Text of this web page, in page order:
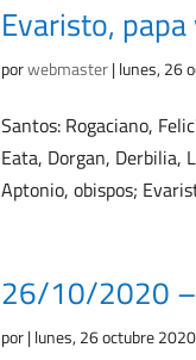
Evaristo,
porwebmaster|lunes, 26
Santos: Rogaciano,
Eata, Dorgan, Derbilia,
Aptonio, obispos;
26/10/2020 –
por|lunes, 26 octubre 2020